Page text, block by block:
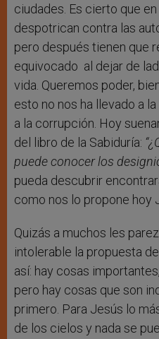
ciudades. Es cierto que
despotrican contra las
pero después tienen que
equivocado al dejar de
vida. Queremos poder,
esto no nos ha llevado a
a la corrupción. Hoy
del libro de la Sabiduría:
puede conocer los
pueda descubrir
como nos lo propone hoy
Quizás a muchos les
intolerable la propuesta
así: hay cosas
pero hay cosas que son
primero. Para Jesús lo
de los cielos y nada se